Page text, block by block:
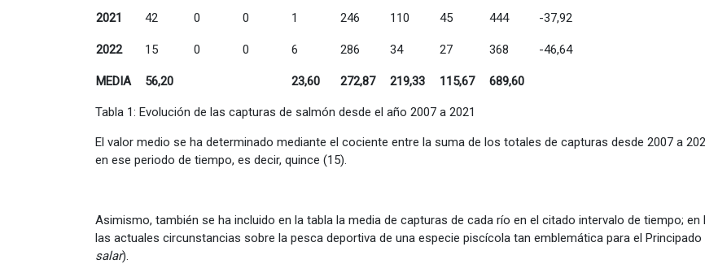
2021 42 0 0 1 246 110 45 444 -37,92
2022 15 0 0 6 286 34 27 368 -46,64
MEDIA 56,20 23,60 272,87 219,33 115,67 689,60
Tabla 1: Evolución de las capturas de salmón desde el año 2007 a 2021
El valor medio se ha determinado mediante el cociente entre la suma de los totales de capturas desde 2007 a
en ese periodo de tiempo, es decir, quince (15).
Asimismo, también se ha incluido en la tabla la media de capturas de cada río en el citado intervalo de tiempo;
las actuales circunstancias sobre la pesca deportiva de una especie piscícola tan emblemática para el
salar).